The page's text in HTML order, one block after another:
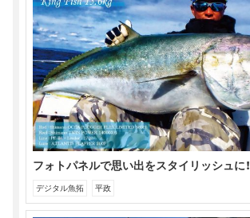
き
ま
す)
い
ウ
ィ
ン
ド
ウ
で
開
き
ま
す)
開
き
す)
フォトパネルで思い出をスタイリッシュに！
デジタル魚拓 平政